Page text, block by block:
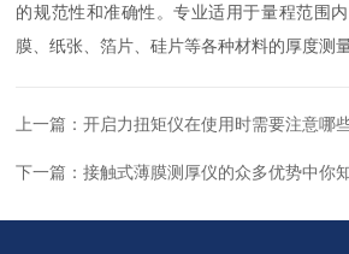
的规范性和准确性。专业适用于量程范围
膜、纸张、箔片、硅片等各种材料的厚度测量
上一篇：开启力扭矩仪在使用时需要注意哪
下一篇：接触式薄膜测厚仪的众多优势中你